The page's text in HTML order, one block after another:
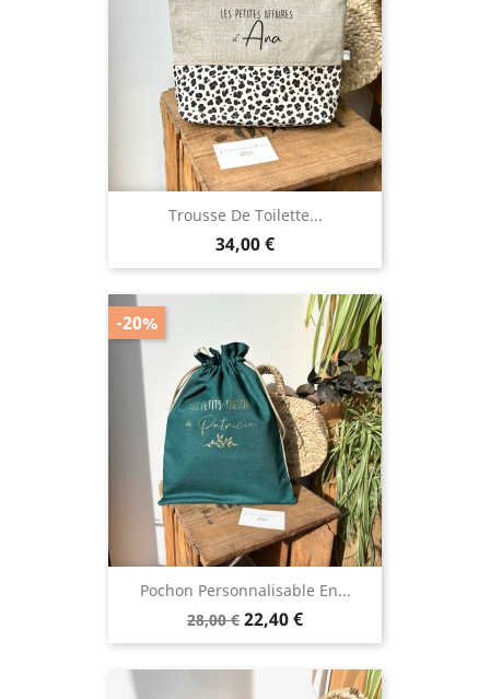
Trousse De Toilette...
Prix
34,00 €
Pochon Personnalisable En...
Prix
de
28,00 € Prix
22,40 €
-20%